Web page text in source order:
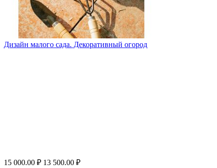
Дизайн малого сада. Декоративный огород
15 000.00 ₽ 13 500.00 ₽